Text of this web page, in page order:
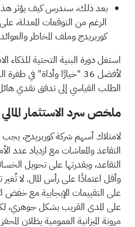
بعد ذلك، سندرس كيف يؤثر هذا
الرغم من التوقعات المعدلة،
كوربريدج وملف المخاطر
استغل دورة البنية التحتية للذكاء
لأفضل 36 "خيارًا وأداة" في طفرة الذكاء الاصطناعي
الطلب القياسي إلى تدفق نقدي
ملخص سرد الاستثمار
لامتلاك أسهم شركة كوربريدج،
التقاعد والمعاشات مع ازدياد عدد
التقاعد، وبقدرتها على تحويل
وأقل اعتمادًا على رأس المال. لا تُغير
على التقييمات الإيجابية مع خفض
على المدى القريب بشكل جوهري،
مرونة الميزانية العمومية يظلان